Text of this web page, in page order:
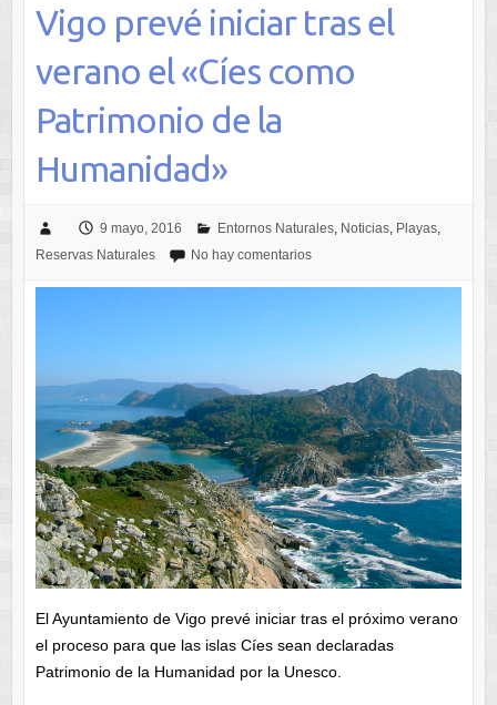
Vigo prevé iniciar tras el
verano el «Cíes como
Patrimonio de la
Humanidad»
9 mayo, 2016 Entornos Naturales, Noticias, Playas,
Reservas Naturales
No hay comentarios
El Ayuntamiento de Vigo prevé iniciar tras el próximo verano
el proceso para que las islas Cíes sean declaradas
Patrimonio de la Humanidad por la Unesco.